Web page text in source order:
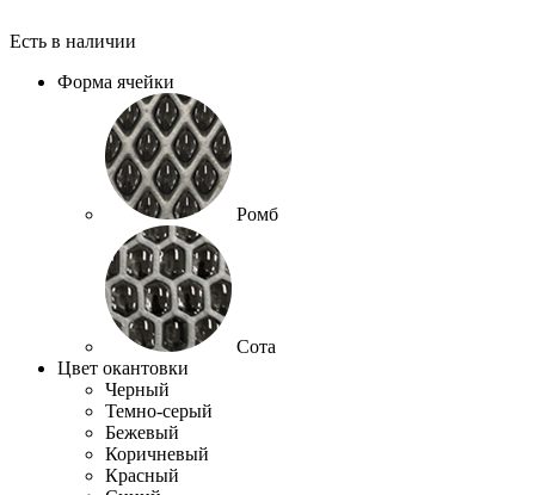
Есть в наличии
Форма ячейки
Ромб
Сота
Цвет окантовки
Черный
Темно-серый
Бежевый
Коричневый
Красный